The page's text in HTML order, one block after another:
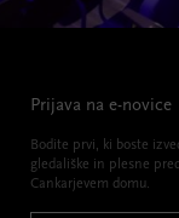
Prijava na e-novice
Bodite prvi, ki boste
gledališke in plesne
Cankarjevem domu.